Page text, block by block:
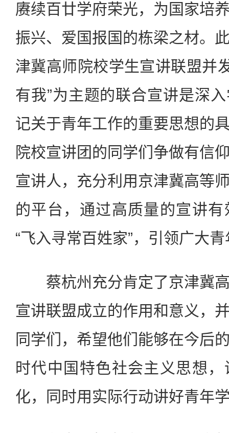
赓续百廿学府荣光，为国家培
振兴、爱国报国的栋梁之材。
津冀高师院校学生宣讲联盟并
有我”为主题的联合宣讲是深
记关于青年工作的重要思想的
院校宣讲团的同学们争做有信
宣讲人，充分利用京津冀高等
的平台，通过高质量的宣讲
“飞入寻常百姓家”，引领广大
蔡杭州充分肯定了京津冀高
宣讲联盟成立的作用和意义，
同学们，希望他们能够在今后
时代中国特色社会主义思想
化，同时用实际行动讲好青年